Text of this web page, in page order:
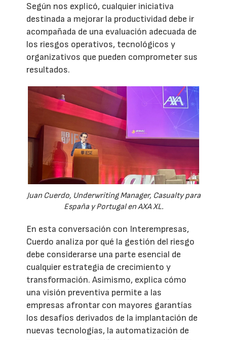
Según nos explicó, cualquier iniciativa
destinada a mejorar la productividad debe ir
acompañada de una evaluación adecuada de
los riesgos operativos, tecnológicos y
organizativos que pueden comprometer sus
resultados.
Juan Cuerdo, Underwriting Manager, Casualty para
España y Portugal en AXA XL.
En esta conversación con Interempresas,
Cuerdo analiza por qué la gestión del riesgo
debe considerarse una parte esencial de
cualquier estrategia de crecimiento y
transformación. Asimismo, explica cómo
una visión preventiva permite a las
empresas afrontar con mayores garantías
los desafíos derivados de la implantación de
nuevas tecnologías, la automatización de